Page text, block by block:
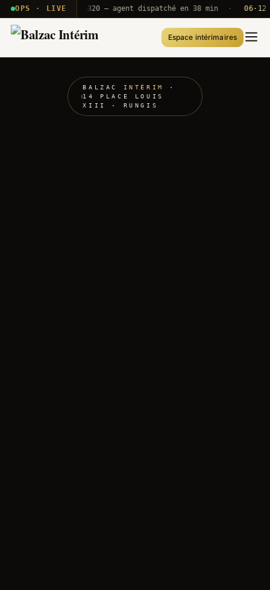
OPS · LIVE
· T2E · B71 Push A320 — agent dispatché en 38 min · 06·12 UTC
Espace intérimaires
BALZAC INTÉRIM
·
14 PLACE LOUIS
XIII · RUNGIS